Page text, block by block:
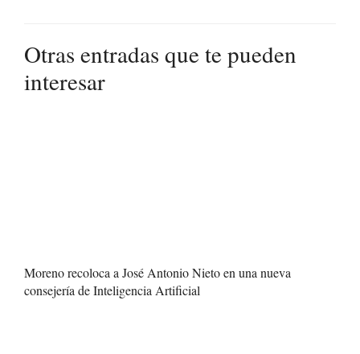
Otras entradas que te pueden
interesar
Moreno recoloca a José Antonio Nieto en una nueva
consejería de Inteligencia Artificial